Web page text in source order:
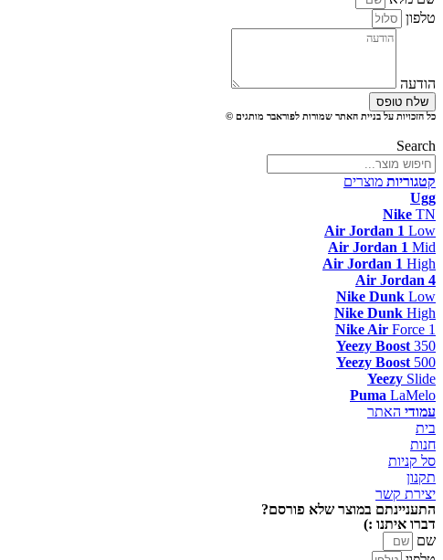
טלפון
הודעה
שלח טופס
כל הזכויות על בניית האתר שמורות לפוראבר מותגים ©
Search
קטגוריות מוצרים
Ugg
Nike TN
Air Jordan 1 Low
Air Jordan 1 Mid
Air Jordan 1 High
Air Jordan 4
Nike Dunk Low
Nike Dunk High
Nike Air Force 1
Yeezy Boost 350
Yeezy Boost 500
Yeezy Slide
Puma LaMelo
עמודי האתר
בית
חנות
סל קניות
תקנון
יצירת קשר
התעניינתם במוצר שלא פורסם?
דברו איתנו :)
שם